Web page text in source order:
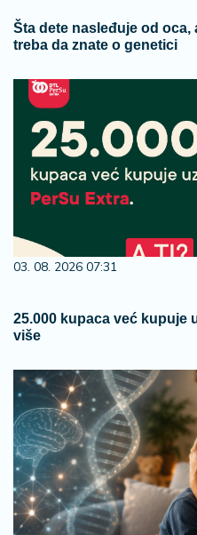
Šta dete nasleđuje od oca,
treba da znate o genetici
03. 08. 2026 07:31
25.000 kupaca već kupuje
više